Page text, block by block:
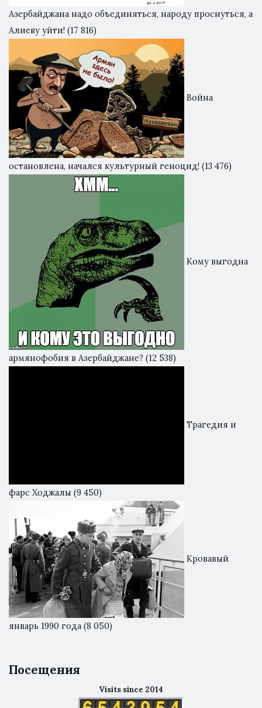
Азербайджана надо объединяться, народу проснуться, а
Алиеву уйти! (17 816)
Война
остановлена, начался культурный геноцид! (13 476)
Кому выгодна
армянофобия в Азербайджане? (12 538)
Трагедия и
фарс Ходжалы (9 450)
Кровавый
январь 1990 года (8 050)
Посещения
Visits since 2014